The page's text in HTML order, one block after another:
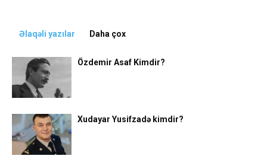
Əlaqəli yazılar Daha çox
Özdemir Asaf Kimdir?
Xudayar Yusifzadə kimdir?